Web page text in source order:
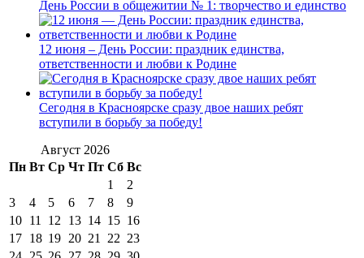
День России в общежитии № 1: творчество и единство
12 июня – День России: праздник единства,
ответственности и любви к Родине
Сегодня в Красноярске сразу двое наших ребят
вступили в борьбу за победу!
Август 2026
Пн Вт Ср Чт Пт Сб Вс
1
2
3
4 5 6 7 8
9
10 11 12 13 14 15 16
17 18 19 20 21 22 23